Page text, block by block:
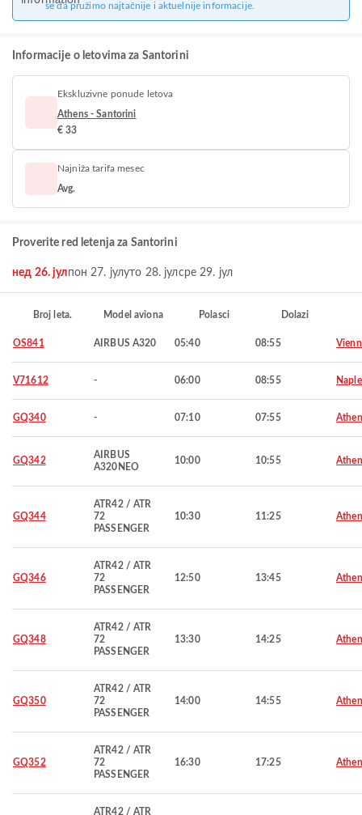
se da pružimo najtačnije i aktuelnije informacije.
Informacije o letovima za Santorini
Ekskluzivne ponude letova
Athens - Santorini
€ 33
Najniža tarifa mesec
Avg.
Proverite red letenja za Santorini
нед 26. јулпон 27. јулуто 28. јулсре 29. јул
Broj leta. Model aviona Polasci Dolazi
OS841 AIRBUS A320 05:40 08:55
V71612 - 06:00 08:55
GQ340 - 07:10 07:55
GQ342
AIRBUS
A320NEO
10:00 10:55
GQ344
ATR42 / ATR
72
PASSENGER
10:30 11:25
GQ346
ATR42 / ATR
72
PASSENGER
12:50 13:45
GQ348
ATR42 / ATR
72
PASSENGER
13:30 14:25
GQ350
ATR42 / ATR
72
PASSENGER
14:00 14:55
GQ352
ATR42 / ATR
72
PASSENGER
16:30 17:25
ATR42 / ATR